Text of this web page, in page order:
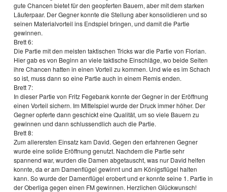
gute Chancen bietet für den geopferten Bauern, aber mit dem starken
Läuferpaar. Der Gegner konnte die Stellung aber konsolidieren und so
seinen Materialvorteil ins Endspiel bringen, und damit die Partie
gewinnen.
Brett 6:
Die Partie mit den meisten taktischen Tricks war die Partie von Florian.
Hier gab es von Beginn an viele taktische Einschläge, wo beide Seiten
ihre Chancen hatten in einen Vorteil zu kommen. Und wie es im Schach
so ist, muss dann so eine Partie auch in einem Remis enden.
Brett 7:
In dieser Partie von Fritz Fegebank konnte der Gegner in der Eröffnung
einen Vorteil sichern. Im Mittelspiel wurde der Druck immer höher. Der
Gegner opferte dann geschickt eine Qualität, um so viele Bauern zu
gewinnen und dann schlussendlich auch die Partie.
Brett 8:
Zum allerersten Einsatz kam David. Gegen den erfahrenen Gegner
wurde eine solide Eröffnung genutzt. Nachdem die Partie sehr
spannend war, wurden die Damen abgetauscht, was nur David helfen
konnte, da er am Damenflügel gewinnt und am Königsflügel halten
kann. So wurde der Damenflügel erobert und er konnte seine 1. Partie in
der Oberliga gegen einen FM gewinnen. Herzlichen Glückwunsch!